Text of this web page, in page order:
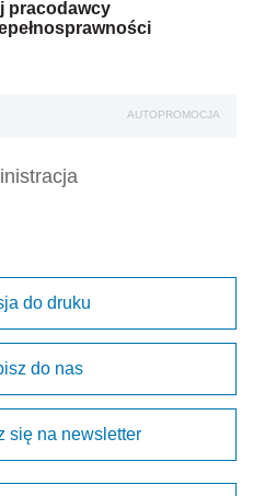
pracodawcy
AUTOPROMOCJA
do druku
do nas
się na newsletter